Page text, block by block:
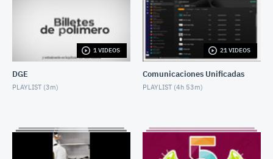
CINCO TEMAS DE LA SEMANA 15 junio 2026
CINCO TEMAS DE LA SEMANA 8 junio 2026
JUNE 5, 2026
CINCO TEMAS DE LA SEMANA 25 MAY 2026
CINCO TEMAS DE LA SEMANA 18 mayo 2026
MAY 16, 2026
1 VIDEOS
DGE
PLAYLIST (3m)
21 VIDEOS
Comunicaciones Unificadas
PLAYLIST (4h 53m)